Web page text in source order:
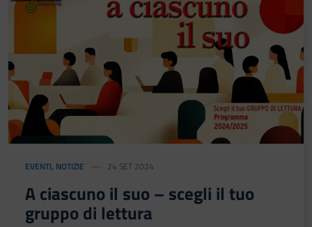
EVENTI, NOTIZIE 24 SET 2024
A ciascuno il suo – scegli il tuo
gruppo di lettura